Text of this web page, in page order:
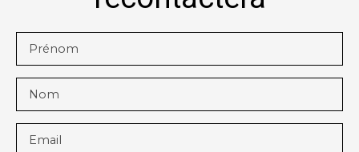
Prénom
Nom
Email